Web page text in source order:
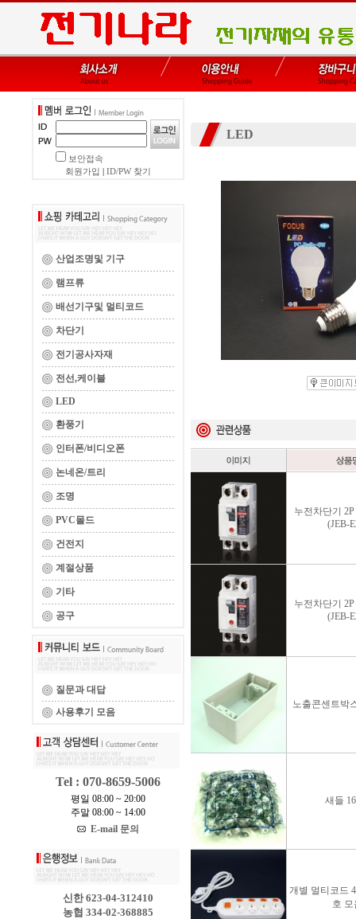
보안접속
회원가입
ID/PW 찾기
산업조명및 기구
램프류
배선기구및 멀티코드
차단기
전기공사자재
전선,케이블
LED
환풍기
인터폰/비디오폰
논네온/트리
조명
PVC몰드
건전지
계절상품
기타
공구
질문과 대답
사용후기 모음
Tel : 070-8659-5006
평일 08:00 ~ 20:00
주말 08:00 ~ 14:00
E-mail 문의
신한 623-04-312410
농협 334-02-368885
LED
누전차단기
(JEB-
누전차단기
(JEB-
노출콘센트박
새들
개별 멀티코드
호 모